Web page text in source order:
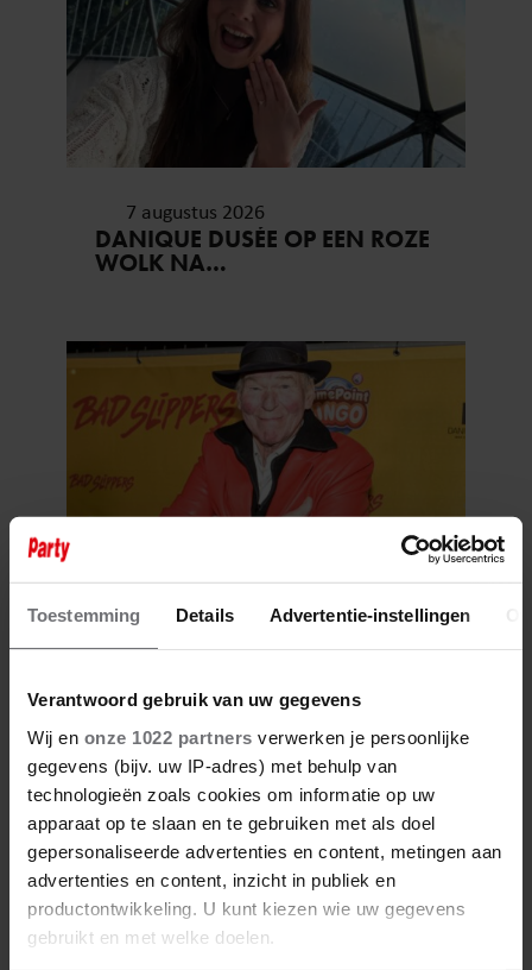
Toestemming Details Advertentie-instellingen
Verantwoord gebruik van uw gegevens
Wij en onze 1022 partners verwerken je persoonlijke
gegevens (bijv. uw IP-adres) met behulp van
technologieën zoals cookies om informatie op uw
apparaat op te slaan en te gebruiken met als doel
gepersonaliseerde advertenties en content, metingen aan
advertenties en content, inzicht in publiek en
productontwikkeling. U kunt kiezen wie uw gegevens
gebruikt en met welke doelen.
7 augustus 2026
DANIQUE DUSÉE OP EEN ROZE
WOLK NA
7 augustus 2026
DIERBAREN